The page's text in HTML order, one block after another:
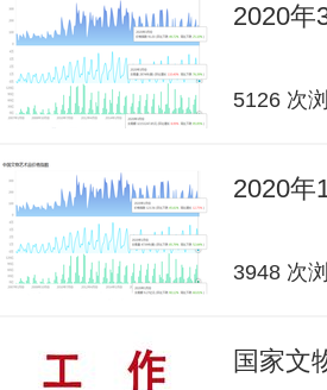
2020年
5126 次
2020年
3948 次
国家文